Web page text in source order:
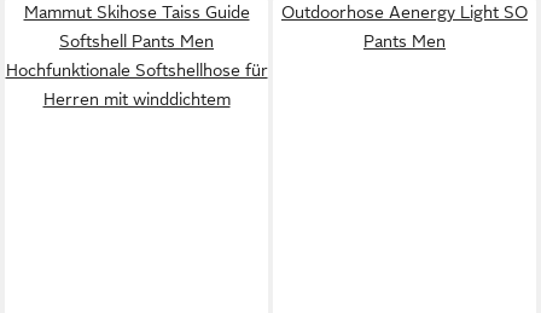
Mammut Skihose Taiss Guide
Softshell Pants Men
Hochfunktionale Softshellhose für
Herren mit winddichtem
Outdoorhose Aenergy Light SO
Pants Men